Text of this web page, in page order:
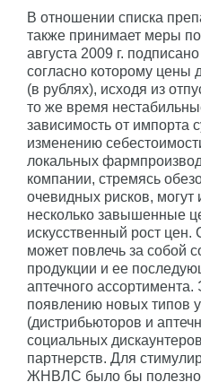
В отношении списка
также принимает меры
августа 2009 г.
согласно которому
(в рублях), исходя из
то же время
зависимость от импорта
изменению
локальных
компании, стремясь
очевидных рисков, могут
несколько завышенные
искусственный рост
может повлечь за собой
продукции и ее
аптечного
появлению новых типов
(дистрибьюторов и
социальных
партнерств. Для
ЖНВЛС было бы полезно